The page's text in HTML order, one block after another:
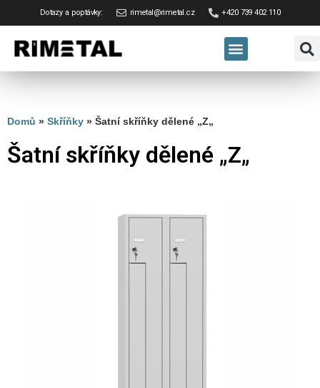
Dotazy a poptávky: rimetal@rimetal.cz +420 739 402 110
Domů » Skříňky » Šatní skříňky dělené „Z„
Šatní skříňky dělené „Z„